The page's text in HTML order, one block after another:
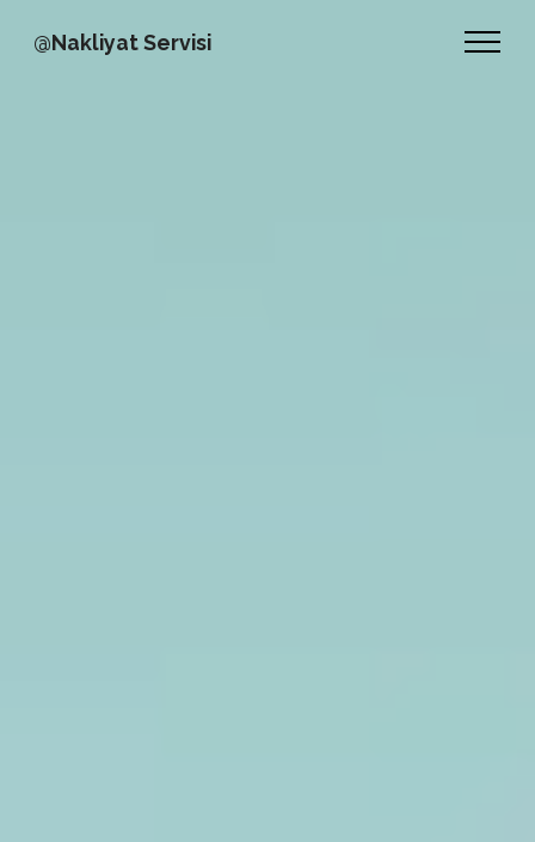
@Nakliyat Servisi